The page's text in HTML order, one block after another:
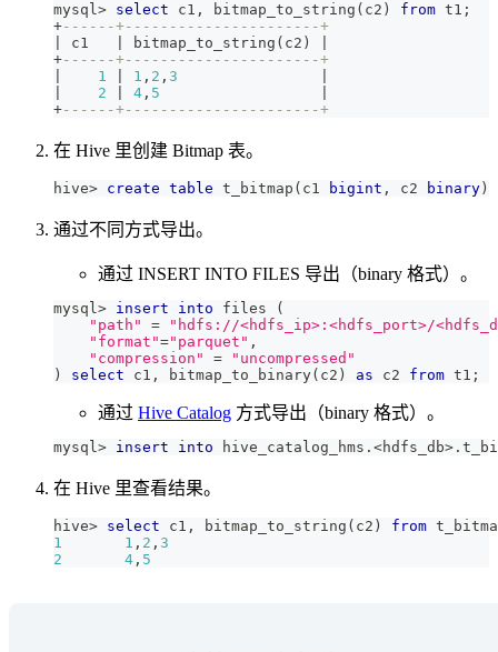
mysql> select c1 , bitmap_to_string ( c2 ) from t1 ;
+
c1 bitmap_to_string ( c2 )
+------+----------------------+
1 1 , 2 , 3
2 4 , 5
+------+----------------------+
在 Hive 里创建 Bitmap 表。
hive> create table t_bitmap ( c1 bigint , c2 binary )
通过不同方式导出。
通过 INSERT INTO FILES 导出（binary 格式）。
mysql> insert into files
(
"path"
=
"hdfs://<hdfs_ip>:<hdfs_port>/
"format"="parquet" ,
"compression"
=
"uncompressed"
)
select c1 , bitmap_to_binary( c2 ) as c2 from t1 ;
通过 Hive Catalog 方式导出（binary 格式）。
mysql> insert into hive_catalog_hms . <hdfs_db> .
在 Hive 里查看结果。
hive> select c1 , bitmap_to_string ( c2 ) from
1
1 , 2 , 3
2
4 , 5